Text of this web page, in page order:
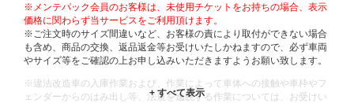
※メンテパック会員のお客様は、未使用チケットをお持ちの場合、表示
価格に関わらず当サービスをご利用頂けます。
※ご注文時のサイズ間違いなど、お客様の責により取付ができない場合
も含め、商品の交換、返品返金等お受けいたしかねますので、必ず車両
やサイズ等をご確認の上お申し込みいただきますようお願い致します。
※違法改造車の入庫作業および、作業によって車体への接触や車枠やフ
ェンダーからのはみ出し等、法規を逸脱する作業については、お受けい